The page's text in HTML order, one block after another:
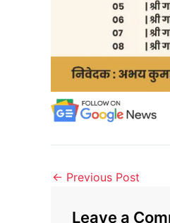
← Previous Post
Leave a